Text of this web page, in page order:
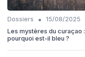
Dossiers •
15/08/2025
Les mystères du curaçao :
pourquoi est-il bleu ?